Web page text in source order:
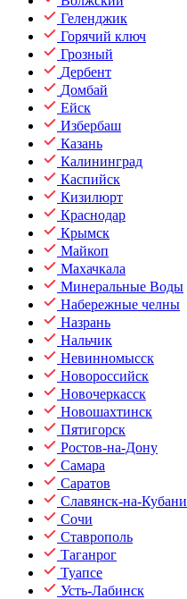
Геленджик
Горячий ключ
Грозный
Дербент
Домбай
Ейск
Избербаш
Казань
Калининград
Каспийск
Кизилюрт
Краснодар
Крымск
Майкоп
Махачкала
Минеральные Воды
Набережные челны
Назрань
Нальчик
Невинномысск
Новороссийск
Новочеркасск
Новошахтинск
Пятигорск
Ростов-на-Дону
Самара
Саратов
Славянск-на-Кубани
Сочи
Ставрополь
Таганрог
Туапсе
Усть-Лабинск